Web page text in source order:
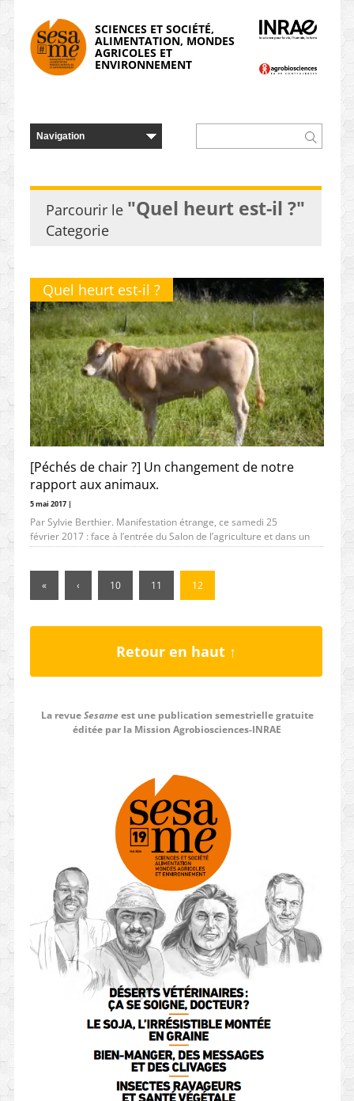
SCIENCES ET SOCIÉTÉ,
ALIMENTATION, MONDES
AGRICOLES ET
ENVIRONNEMENT
Parcourir le "Quel heurt est-il ?"
Categorie
Quel heurt est-il ?
[Péchés de chair ?] Un changement de notre
rapport aux animaux.
5 mai 2017 |
Par Sylvie Berthier. Manifestation étrange, ce samedi 25
février 2017 : face à l’entrée du Salon de l’agriculture et dans un
« ‹ 10 11 12
Retour en haut ↑
La revueSesameest une publication semestrielle gratuite
éditée par la Mission Agrobiosciences-INRAE